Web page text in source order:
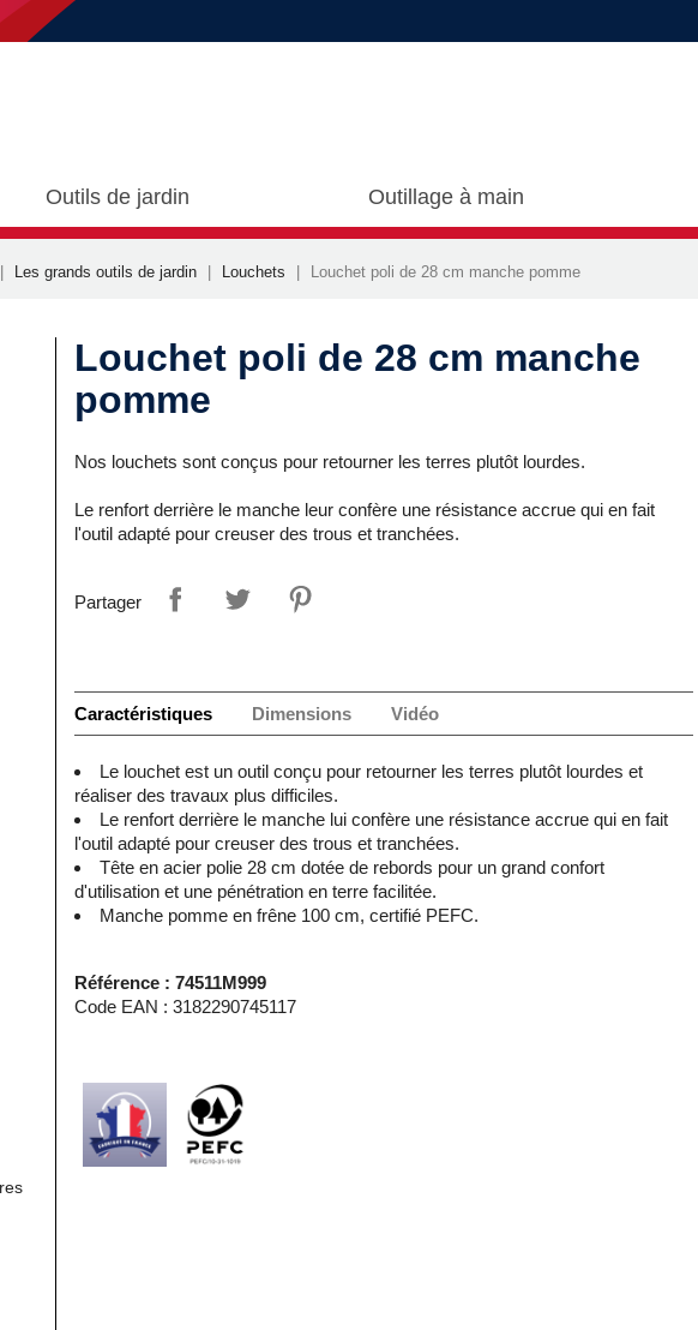
Outils de jardin Outillage à main
Les grands outils de jardin Louchets Louchet poli de 28 cm manche pomme
Louchet poli de 28 cm manche
pomme
Nos louchets sont conçus pour retourner les terres plutôt lourdes.
Le renfort derrière le manche leur confère une résistance accrue qui en fait
l'outil adapté pour creuser des trous et tranchées.
Partager
Caractéristiques Dimensions Vidéo
Le louchet est un outil conçu pour retourner les terres plutôt lourdes et
réaliser des travaux plus difficiles.
Le renfort derrière le manche lui confère une résistance accrue qui en fait
l'outil adapté pour creuser des trous et tranchées.
Tête en acier polie 28 cm dotée de rebords pour un grand confort
d'utilisation et une pénétration en terre facilitée.
Manche pomme en frêne 100 cm, certifié PEFC.
Référence : 74511M999
Code EAN : 3182290745117